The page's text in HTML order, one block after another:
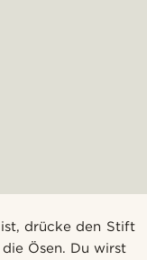
drücke den Stift
Ösen. Du wirst